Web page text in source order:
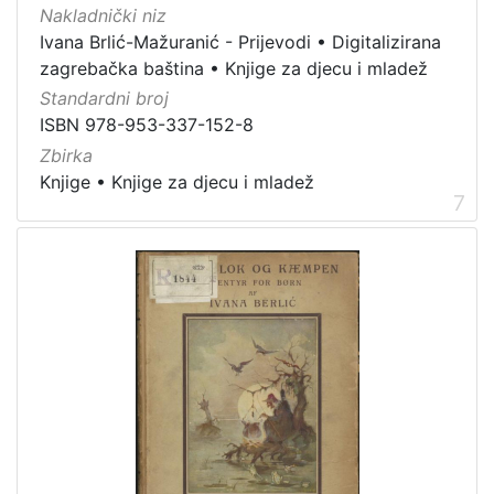
Nakladnički niz
Ivana Brlić-Mažuranić - Prijevodi • Digitalizirana
zagrebačka baština • Knjige za djecu i mladež
Standardni broj
ISBN 978-953-337-152-8
Zbirka
Knjige • Knjige za djecu i mladež
7